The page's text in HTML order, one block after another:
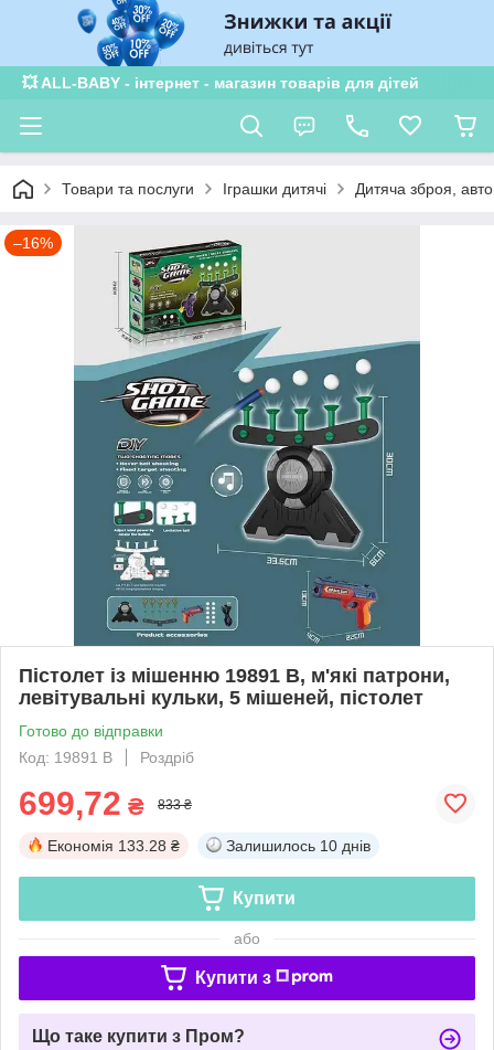
💥 ALL-BABY - інтернет - магазин товарів для дітей
Товари та послуги Іграшки дитячі Дитяча зброя,
–16%
Пістолет із мішенню 19891 В, м'які патрони,
левітувальні кульки, 5 мішеней, пістолет
Готово до відправки
Код: 19891 В
Роздріб
699,72 ₴ 833 ₴
Економія 133.28 ₴ Залишилось 10 днів
Купити
або
Купити з
Що таке купити з Пром?